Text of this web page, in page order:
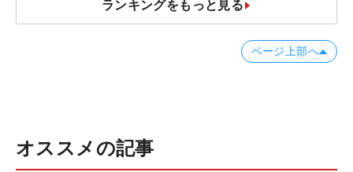
ランキングをもっと見る
ページ上部へ
オススメの記事